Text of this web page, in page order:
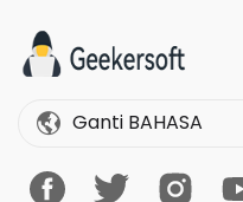
Ganti BAHASA